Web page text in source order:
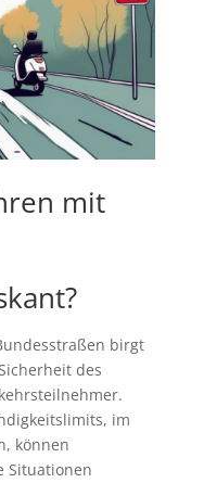
mit
birgt
des
im
können
Situationen